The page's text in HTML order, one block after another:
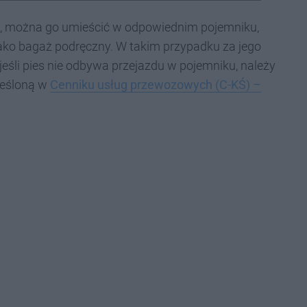
go umieścić w odpowiednim pojemniku,
bagaż podręczny. W takim przypadku za jego
pies nie odbywa przejazdu w pojemniku, należy
w Cenniku usług przewozowych (C-KŚ) –